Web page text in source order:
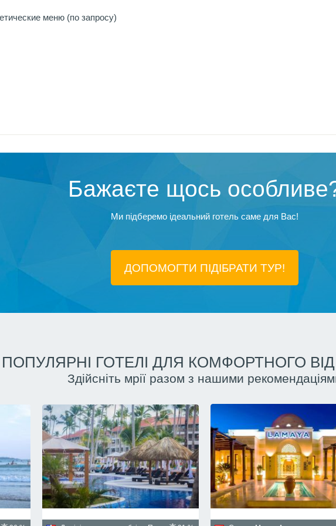
меню (по запросу)
Бажаєте щось
Ми підберемо ідеальний готель саме для Вас!
ДОПОМОГТИ ПІДIБРАТИ ТУР!
ПОПУЛЯРНІ ГОТЕЛІ ДЛЯ КОМФОРТНОГО
Здійсніть мрії разом з нашими
Куба, Гавана